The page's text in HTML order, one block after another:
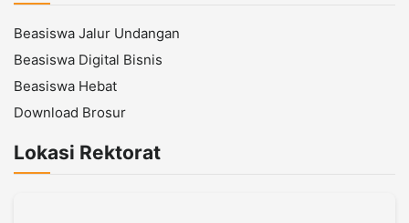
Beasiswa Jalur Undangan
Beasiswa Digital Bisnis
Beasiswa Hebat
Download Brosur
Lokasi Rektorat